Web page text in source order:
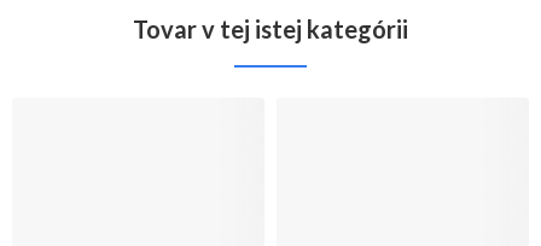
Tovar v tej istej kategórii